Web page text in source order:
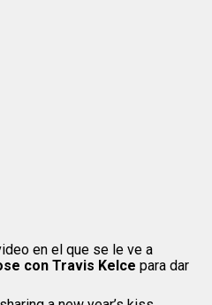
en el que se le ve a
con Travis Kelce para dar